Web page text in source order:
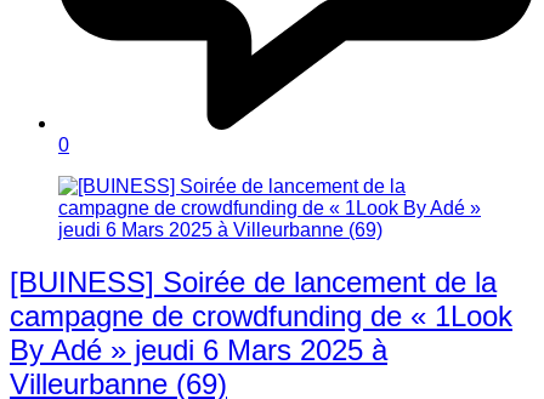
0
[BUINESS] Soirée de lancement de la
campagne de crowdfunding de « 1Look
By Adé » jeudi 6 Mars 2025 à
Villeurbanne (69)